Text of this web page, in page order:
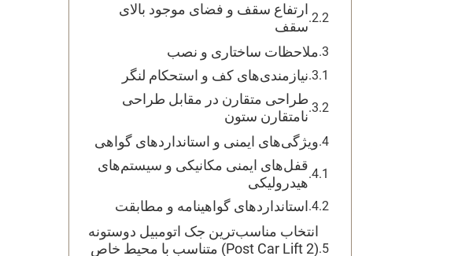
ارتفاع سقف و فضای موجود بالای
سقف
ملاحظات ساختاری و نصب
نیازمندی‌های کف و استحکام لنگر
طراحی متقارن در مقابل طراحی
نامتقارن ستون
ویژگی‌های ایمنی و استانداردهای گواهی
قفل‌های ایمنی مکانیکی و سیستم‌های
هیدرولیکی
استانداردهای گواهینامه و مطابقت
انتخاب مناسب‌ترین جک اتومبیل دوستونه
(2 Post Car Lift) متناسب با محیط خاص